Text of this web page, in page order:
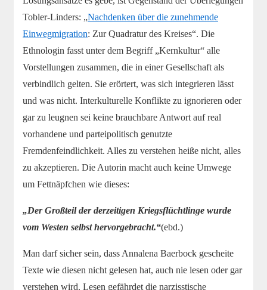
Tobler-Linders: „Nachdenken über die zunehmende
Einwegmigration: Zur Quadratur des Kreises“. Die
Ethnologin fasst unter dem Begriff „Kernkultur“ alle
Vorstellungen zusammen, die in einer Gesellschaft als
verbindlich gelten. Sie erörtert, was sich integrieren lässt
und was nicht. Interkulturelle Konflikte zu ignorieren oder
gar zu leugnen sei keine brauchbare Antwort auf real
vorhandene und parteipolitisch genutzte
Fremdenfeindlichkeit. Alles zu verstehen heiße nicht, alles
zu akzeptieren. Die Autorin macht auch keine Umwege
um Fettnäpfchen wie dieses:
„Der Großteil der derzeitigen Kriegsflüchtlinge wurde
vom Westen selbst hervorgebracht.“(ebd.)
Man darf sicher sein, dass Annalena Baerbock gescheite
Texte wie diesen nicht gelesen hat, auch nie lesen oder gar
verstehen wird. Lesen gefährdet die narzisstische